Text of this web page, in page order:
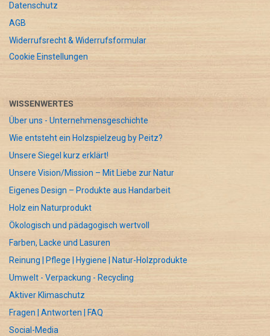
Datenschutz
AGB
Widerrufsrecht & Widerrufsformular
Cookie Einstellungen
WISSENWERTES
Über uns - Unternehmensgeschichte
Wie entsteht ein Holzspielzeug by Peitz?
Unsere Siegel kurz erklärt!
Unsere Vision/Mission – Mit Liebe zur Natur
Eigenes Design – Produkte aus Handarbeit
Holz ein Naturprodukt
Ökologisch und pädagogisch wertvoll
Farben, Lacke und Lasuren
Reinung | Pflege | Hygiene | Natur-Holzprodukte
Umwelt - Verpackung - Recycling
Aktiver Klimaschutz
Fragen | Antworten | FAQ
Social-Media